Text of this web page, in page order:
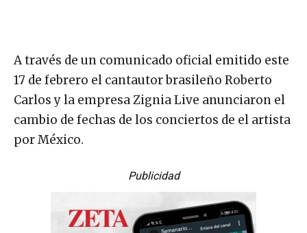
A través de un comunicado oficial emitido este
17 de febrero el cantautor brasileño Roberto
Carlos y la empresa Zignia Live anunciaron el
cambio de fechas de los conciertos de el artista
por México.
Publicidad